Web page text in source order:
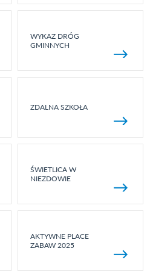
WYKAZ DRÓG
GMINNYCH
ZDALNA SZKOŁA
ŚWIETLICA W
NIEZDOWIE
AKTYWNE PLACE
ZABAW 2025